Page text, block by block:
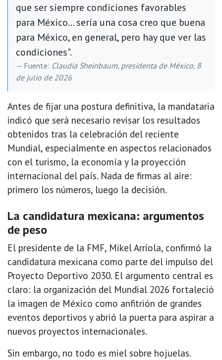
que ser siempre condiciones favorables
para México... sería una cosa creo que buena
para México, en general, pero hay que ver las
condiciones".
Fuente: Claudia Sheinbaum, presidenta de México, 8
de julio de 2026
Antes de fijar una postura definitiva, la mandataria
indicó que será necesario revisar los resultados
obtenidos tras la celebración del reciente
Mundial, especialmente en aspectos relacionados
con el turismo, la economía y la proyección
internacional del país. Nada de firmas al aire:
primero los números, luego la decisión.
La candidatura mexicana: argumentos
de peso
El presidente de la FMF, Mikel Arriola, confirmó la
candidatura mexicana como parte del impulso del
Proyecto Deportivo 2030. El argumento central es
claro: la organización del Mundial 2026 fortaleció
la imagen de México como anfitrión de grandes
eventos deportivos y abrió la puerta para aspirar a
nuevos proyectos internacionales.
Sin embargo, no todo es miel sobre hojuelas.